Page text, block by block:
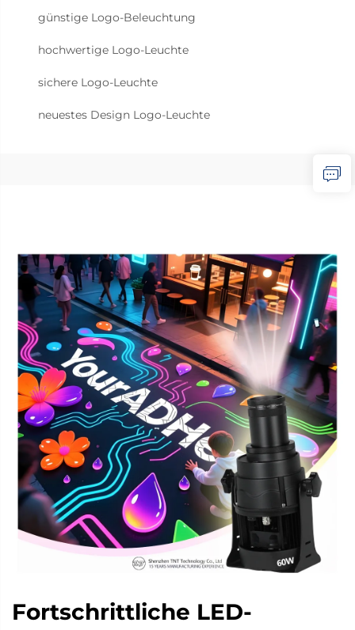
günstige Logo-Beleuchtung
hochwertige Logo-Leuchte
sichere Logo-Leuchte
neuestes Design Logo-Leuchte
Fortschrittliche LED-